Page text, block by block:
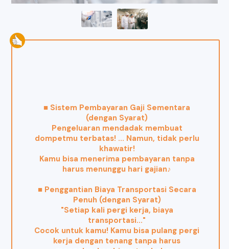
■ Sistem Pembayaran Gaji Sementara
(dengan Syarat)
Pengeluaran mendadak membuat
dompetmu terbatas! ... Namun, tidak perlu
khawatir!
Kamu bisa menerima pembayaran tanpa
harus menunggu hari gajian♪
■ Penggantian Biaya Transportasi Secara
Penuh (dengan Syarat)
"Setiap kali pergi kerja, biaya
transportasi..."
Cocok untuk kamu! Kamu bisa pulang pergi
kerja dengan tenang tanpa harus